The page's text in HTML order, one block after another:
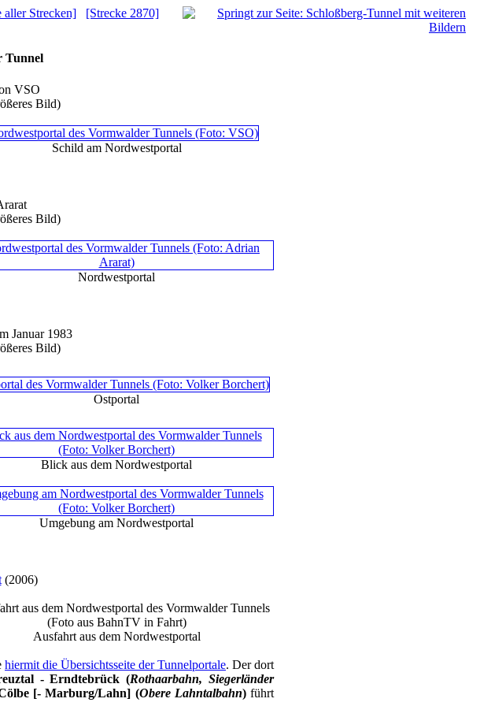
aller Strecken]
[Strecke 2870]
Tunnel
VSO
Bild)
Schild am Nordwestportal
Bild)
Nordwestportal
Januar 1983
Bild)
Ostportal
Blick aus dem Nordwestportal
Umgebung am Nordwestportal
(2006)
Ausfahrt aus dem Nordwestportal
hiermit die Übersichtsseite der Tunnelportale. Der dort
- Erndtebrück (Rothaarbahn, Siegerländer
[- Marburg/Lahn] (Obere Lahntalbahn)führt